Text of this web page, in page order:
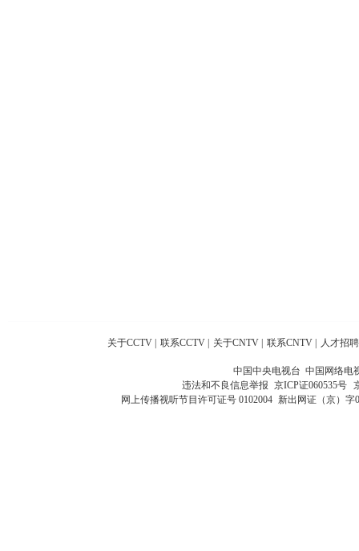
关于CCTV 联系CCTV 关于CNTV 联系CNTV 人才招聘
中国中央电视台 中国网络电
违法和不良信息举报 京ICP证060535号
网上传播视听节目许可证号 0102004 新出网证（京）